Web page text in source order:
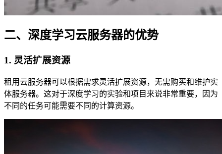
二、深度学习云服务器的优势
1. 灵活扩展资源
租用云服务器可以根据需求灵活扩展资源，无需购买和维护实
体服务器。这对于深度学习的实验和项目来说非常重要，因为
不同的任务可能需要不同的计算资源。